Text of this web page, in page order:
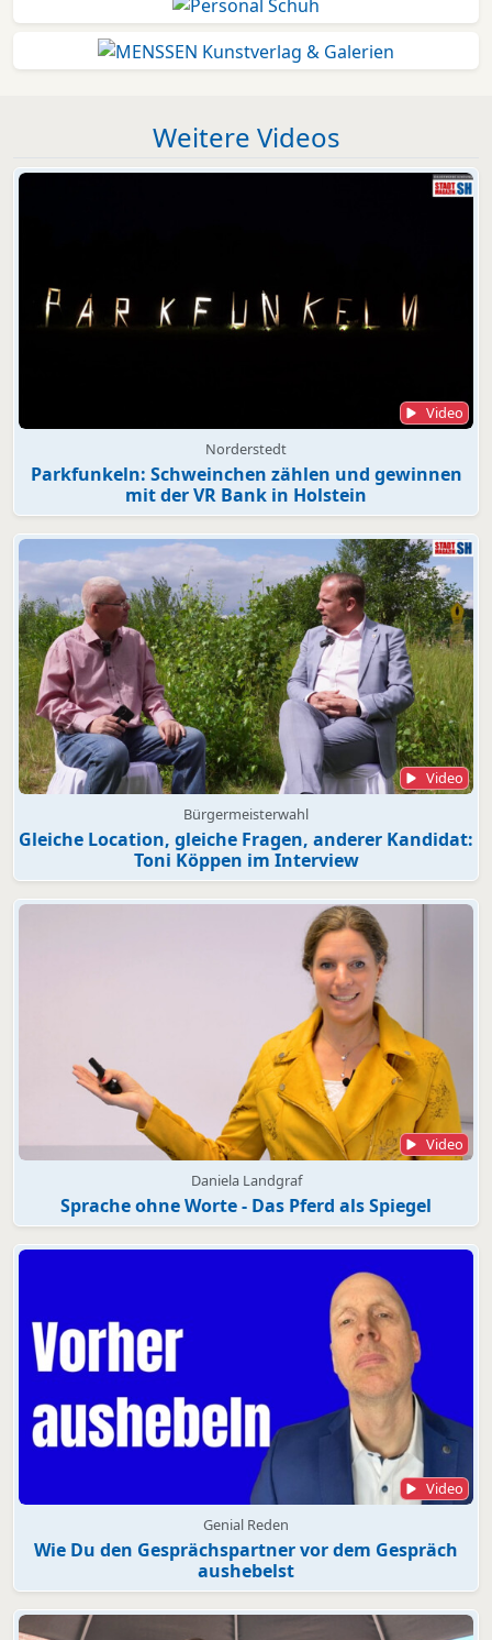
Weitere Videos
Video
Norderstedt
Parkfunkeln: Schweinchen zählen und gewinnen
mit der VR Bank in Holstein
Video
Bürgermeisterwahl
Gleiche Location, gleiche Fragen, anderer Kandidat:
Toni Köppen im Interview
Video
Daniela Landgraf
Sprache ohne Worte - Das Pferd als Spiegel
Video
Genial Reden
Wie Du den Gesprächspartner vor dem Gespräch
aushebelst